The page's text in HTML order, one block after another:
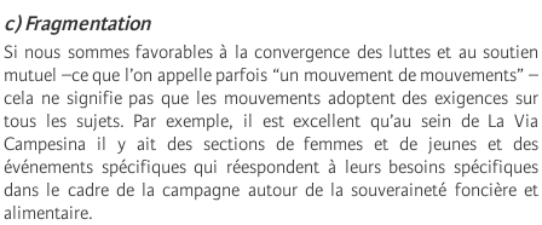
c) Fragmentation
Si nous sommes favorables à la convergence des luttes et au soutien
mutuel –ce que l’on appelle parfois “un mouvement de mouvements” –
cela ne signifie pas que les mouvements adoptent des exigences sur
tous les sujets. Par exemple, il est excellent qu’au sein de La Via
Campesina il y ait des sections de femmes et de jeunes et des
événements spécifiques qui réespondent à leurs besoins spécifiques
dans le cadre de la campagne autour de la souveraineté foncière et
alimentaire.